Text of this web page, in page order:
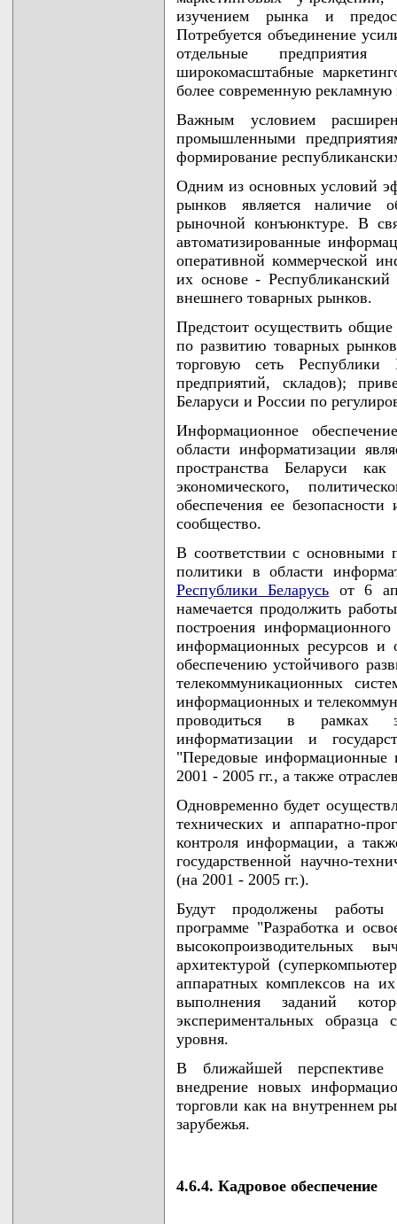
изучением рынка и
Потребуется объединение
отдельные
широкомасштабные
более современную
Важным условием
промышленными
формирование
Одним из основных условий
рынков является наличие
рыночной конъюнктуре. В
автоматизированные
оперативной коммерческой
их основе -
внешнего товарных рынков.
Предстоит осуществить
по развитию товарных
торговую сеть
предприятий, складов);
Беларуси и России по
Информационное
области информатизации
пространства Беларуси
экономического,
обеспечения ее
сообщество.
В соответствии с основными
политики в области
Республики Беларусь от 6
намечается продолжить
построения
информационных ресурсов и
обеспечению устойчивого
телекоммуникационных
информационных и
проводиться в рамках
информатизации и
"Передовые информационные
2001 - 2005 гг., а также
Одновременно будет
технических и аппаратно-
контроля информации, а
государственной научно-
(на 2001 - 2005 гг.).
Будут продолжены работы
программе "Разработка и
высокопроизводительных
архитектурой
аппаратных комплексов на
выполнения заданий
экспериментальных образца
уровня.
В ближайшей перспективе
внедрение новых
торговли как на внутреннем
зарубежья.
4.6.4. Кадровое обеспечение